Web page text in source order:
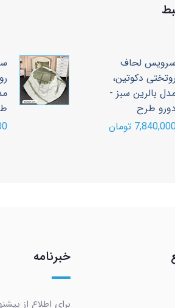
سرویس لحاف
روتختی دکوتین،
بالرین سبز -
دورو طرح
تومان
خبرنامه
برای اطلاع از